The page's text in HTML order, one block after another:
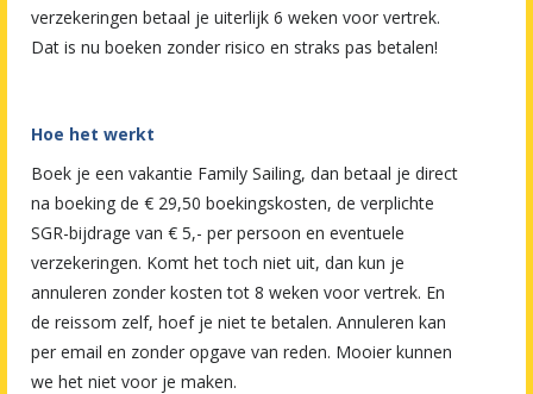
verzekeringen betaal je uiterlijk 6 weken voor vertrek.
Dat is nu boeken zonder risico en straks pas betalen!
Hoe het werkt
Boek je een vakantie Family Sailing, dan betaal je direct
na boeking de € 29,50 boekingskosten, de verplichte
SGR-bijdrage van € 5,- per persoon en eventuele
verzekeringen. Komt het toch niet uit, dan kun je
annuleren zonder kosten tot 8 weken voor vertrek. En
de reissom zelf, hoef je niet te betalen. Annuleren kan
per email en zonder opgave van reden. Mooier kunnen
we het niet voor je maken.